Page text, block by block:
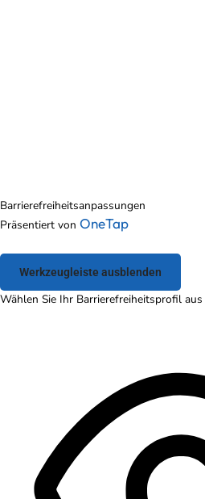
Barrierefreiheitsanpassungen
Präsentiert von OneTap
Werkzeugleiste ausblenden
Wählen Sie Ihr Barrierefreiheitsprofil aus